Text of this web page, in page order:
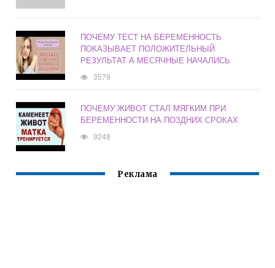
ПОЧЕМУ ТЕСТ НА БЕРЕМЕННОСТЬ
ПОКАЗЫВАЕТ ПОЛОЖИТЕЛЬНЫЙ
РЕЗУЛЬТАТ А МЕСЯЧНЫЕ НАЧАЛИСЬ
3579
ПОЧЕМУ ЖИВОТ СТАЛ МЯГКИМ ПРИ
БЕРЕМЕННОСТИ НА ПОЗДНИХ СРОКАХ
9248
Реклама